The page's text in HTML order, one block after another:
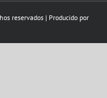
reservados | Producido por